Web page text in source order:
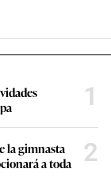
1
la gimnasta
a toda
2